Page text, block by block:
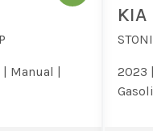
Manual |
KIA
2023